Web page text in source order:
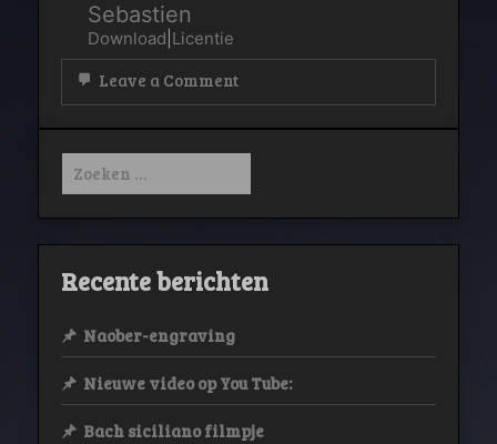
Sebastien
Download Licentie
Leave a Commenton
Zoeken
naar:
Recente berichten
Naober-engraving
Nieuwe video op You Tube:
Bach siciliano filmpje